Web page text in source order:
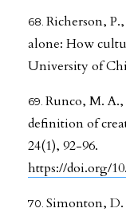
Richerson,
alone: How
University of
Runco, M. A.,
definition of
24(1), 92-96.
https://doi.org/
Simonton,